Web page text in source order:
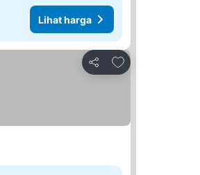
Lihat harga
Kongsi
Tambah ke favorit